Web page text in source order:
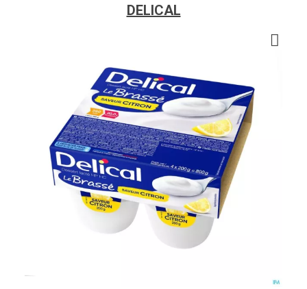
DELICAL